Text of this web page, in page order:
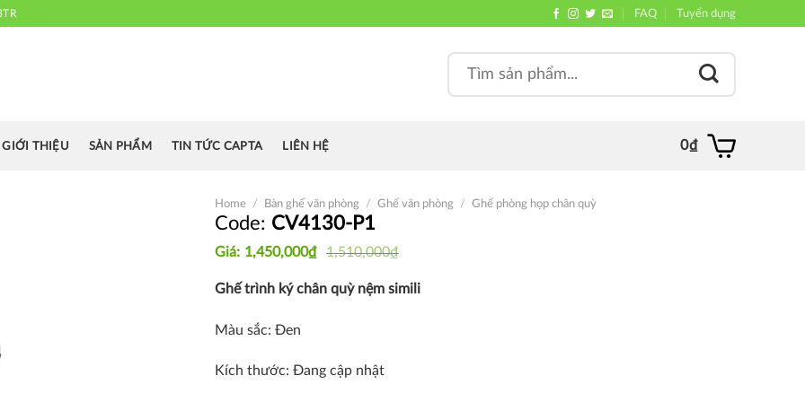
FAQ Tuyển dụng
for:
GIỚI THIỆU SẢN PHẨM TIN TỨC CAPTA LIÊN HỆ 0₫
Home / Bàn ghế văn phòng / Ghế văn phòng / Ghế phòng họp chân quỳ
CV4130-P1
1,510,000₫
Original
was:
1,510,000₫.
1,450,000₫
Current
is:
1,450,000₫.
Ghế trình ký chân quỳ nệm simili
Màu sắc: Đen
Kích thước: Đang cập nhật